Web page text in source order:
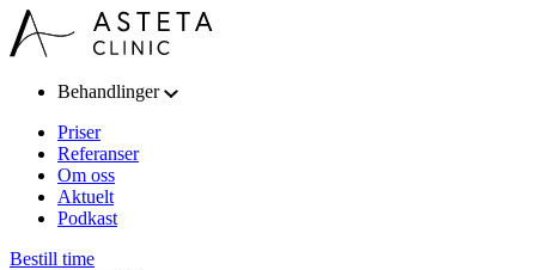
Behandlinger
Priser
Referanser
Om oss
Aktuelt
Podkast
Bestill time